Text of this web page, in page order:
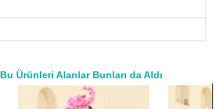
128
130
Bu Ürünleri Alanlar Bunları da Aldı